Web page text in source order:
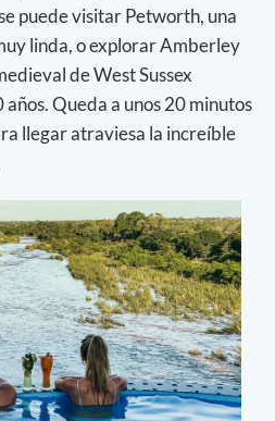
puede visitar Petworth, una
linda, o explorar Amberley
de West Sussex
Queda a unos 20 minutos
llegar atraviesa la increíble